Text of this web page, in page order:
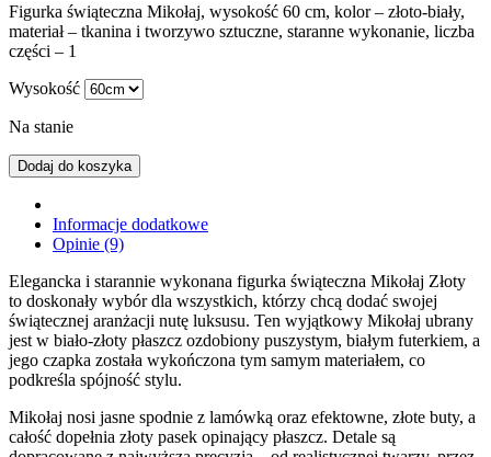
Figurka świąteczna Mikołaj, wysokość 60 cm, kolor – złoto-biały,
materiał – tkanina i tworzywo sztuczne, staranne wykonanie, liczba
części – 1
Wysokość
Na stanie
Dodaj do koszyka
Informacje dodatkowe
Opinie (9)
Elegancka i starannie wykonana figurka świąteczna Mikołaj Złoty
to doskonały wybór dla wszystkich, którzy chcą dodać swojej
świątecznej aranżacji nutę luksusu. Ten wyjątkowy Mikołaj ubrany
jest w biało-złoty płaszcz ozdobiony puszystym, białym futerkiem, a
jego czapka została wykończona tym samym materiałem, co
podkreśla spójność stylu.
Mikołaj nosi jasne spodnie z lamówką oraz efektowne, złote buty, a
całość dopełnia złoty pasek opinający płaszcz. Detale są